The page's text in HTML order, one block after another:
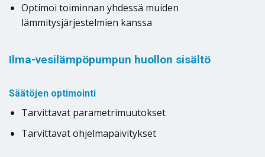
Optimoi toiminnan yhdessä muiden
lämmitysjärjestelmien kanssa
Ilma-vesilämpöpumpun huollon sisältö
Säätöjen optimointi
Tarvittavat parametrimuutokset
Tarvittavat ohjelmapäivitykset